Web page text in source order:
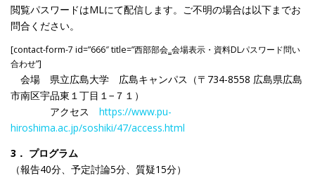
閲覧パスワードはMLにて配信します。ご不明の場合は以下までお
問合ください。
[contact-form-7 id=”666″ title=”西部部会‗会場表示・資料DLパスワード問い
合わせ”]
会場 県立広島大学 広島キャンパス（〒734-8558 広島県広島
市南区宇品東１丁目１−７１）
アクセス https://www.pu-
hiroshima.ac.jp/soshiki/47/access.html
3． プログラム
（報告40分、予定討論5分、質疑15分）